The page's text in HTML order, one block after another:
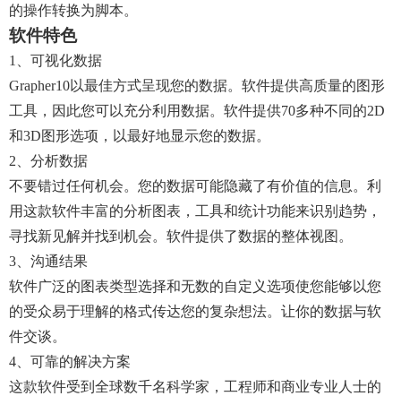
的操作转换为脚本。
软件特色
1、可视化数据
Grapher10以最佳方式呈现您的数据。软件提供高质量的图形
工具，因此您可以充分利用数据。软件提供70多种不同的2D
和3D图形选项，以最好地显示您的数据。
2、分析数据
不要错过任何机会。您的数据可能隐藏了有价值的信息。利
用这款软件丰富的分析图表，工具和统计功能来识别趋势，
寻找新见解并找到机会。软件提供了数据的整体视图。
3、沟通结果
软件广泛的图表类型选择和无数的自定义选项使您能够以您
的受众易于理解的格式传达您的复杂想法。让你的数据与软
件交谈。
4、可靠的解决方案
这款软件受到全球数千名科学家，工程师和商业专业人士的